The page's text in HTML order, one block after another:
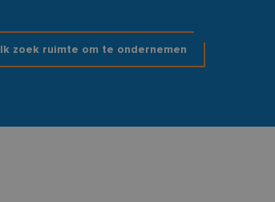
Ik zoek ruimte om te ondernemen